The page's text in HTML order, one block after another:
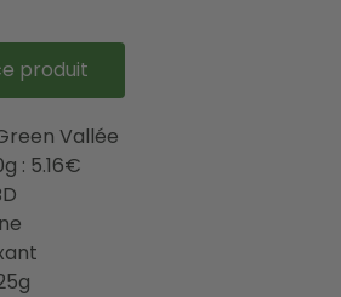
produit
Vallée
: 5.16€